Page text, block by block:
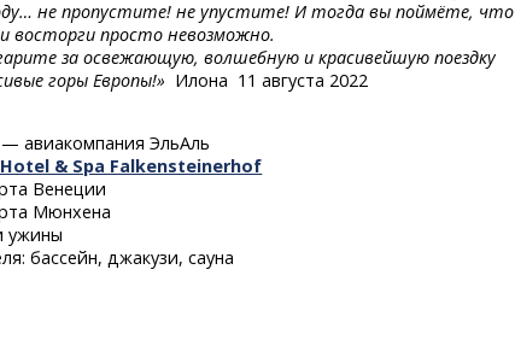
не пропустите! не упустите! И тогда вы поймёте, что
восторги просто невозможно.
за освежающую, волшебную и красивейшую поездку
горы Европы!» Илона 11 августа 2022
авиакомпания ЭльАль
& Spa Falkensteinerhof
Венеции
Мюнхена
ужины
бассейн, джакузи, сауна